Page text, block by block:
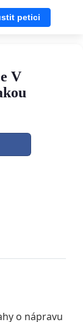
petici
V
o nápravu